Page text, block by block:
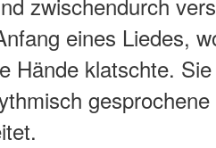
eines Liedes,
Hände klatschte.